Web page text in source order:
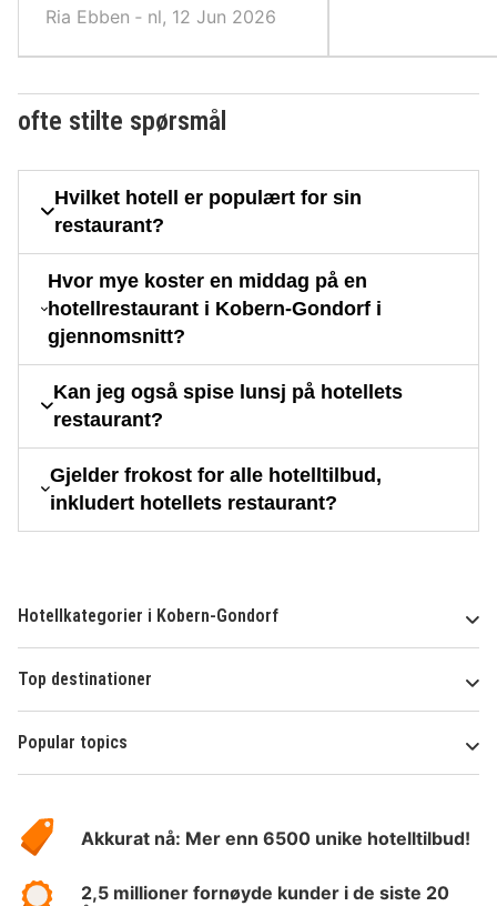
Ria Ebben ‐ nl, 12 Jun 2026
ofte stilte spørsmål
Hvilket hotell er populært for sin
restaurant?
Hvor mye koster en middag på en
hotellrestaurant i Kobern-Gondorf i
gjennomsnitt?
Kan jeg også spise lunsj på hotellets
restaurant?
Gjelder frokost for alle hotelltilbud,
inkludert hotellets restaurant?
Hotellkategorier i Kobern-Gondorf
Top destinationer
Popular topics
Hotelspecials
Akkurat nå: Mer enn 6500 unike hotelltilbud!
2,5 millioner fornøyde kunder i de siste 20